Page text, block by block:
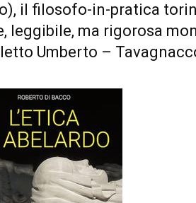
il filosofo-in-pratica
leggibile, ma rigorosa
Umberto –